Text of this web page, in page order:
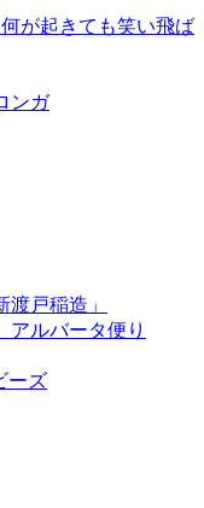
が起きても笑い飛ば
ンガ
戸稲造」
ルバータ便り
ーズ